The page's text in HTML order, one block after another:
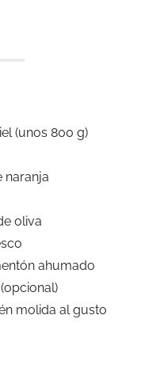
(unos 800 g)
naranja
oliva
ahumado
molida al gusto